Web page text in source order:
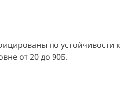
по устойчивости к
от 20 до 90Б.